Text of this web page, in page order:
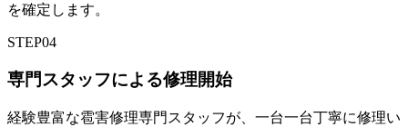
を確定します。
STEP04
専門スタッフによる修理開始
経験豊富な雹害修理専門スタッフが、一台一台丁寧に修理い